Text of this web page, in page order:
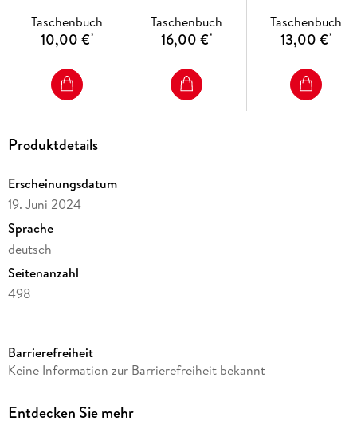
Taschenbuch
10,00 €*
Taschenbuch
16,00 €*
Taschenbuch
13,00 €*
Produktdetails
Erscheinungsdatum
19. Juni 2024
Sprache
deutsch
Seitenanzahl
498
Autor/Autorin
Herausgegeben von
Barrierefreiheit
Keine Information zur Barrierefreiheit bekannt
Entdecken Sie mehr